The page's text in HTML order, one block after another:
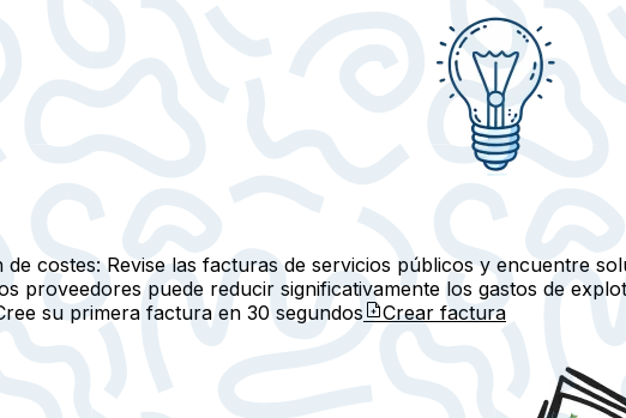
costes: Revise las facturas de servicios públicos y encuentre
proveedores puede reducir significativamente los gastos de
su primera factura en 30 segundos Crear factura